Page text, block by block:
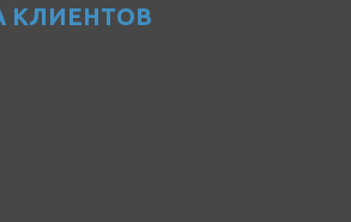
КЛИЕНТОВ